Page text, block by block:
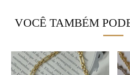
VOCÊ TAMBÉM